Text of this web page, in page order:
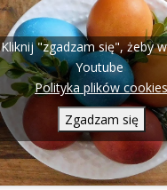
Kliknij "zgadzam się", żeby
Youtube
Polityka plików cookies
Zgadzam się